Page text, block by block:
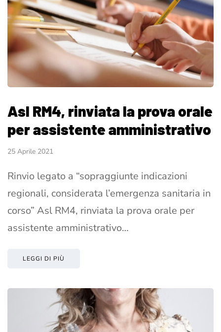
Asl RM4, rinviata la prova orale
per assistente amministrativo
25 Aprile 2021
Rinvio legato a “sopraggiunte indicazioni
regionali, considerata l’emergenza sanitaria in
corso” Asl RM4, rinviata la prova orale per
assistente amministrativo…
LEGGI DI PIÙ